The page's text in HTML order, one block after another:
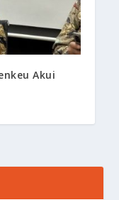
Akui